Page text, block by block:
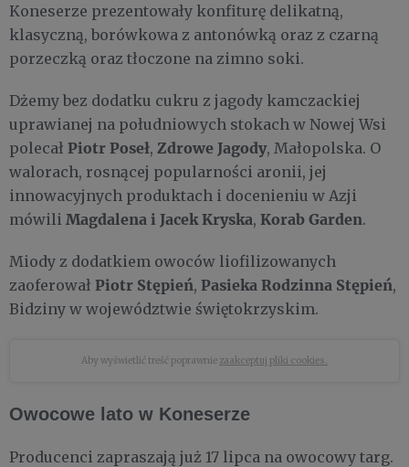
Koneserze prezentowały konfiturę delikatną,
klasyczną, borówkowa z antonówką oraz z czarną
porzeczką oraz tłoczone na zimno soki.
Dżemy bez dodatku cukru z jagody kamczackiej
uprawianej na południowych stokach w Nowej Wsi
polecał Piotr Poseł, Zdrowe Jagody, Małopolska. O
walorach, rosnącej popularności aronii, jej
innowacyjnych produktach i docenieniu w Azji
mówili Magdalena i Jacek Kryska, Korab Garden.
Miody z dodatkiem owoców liofilizowanych
zaoferował Piotr Stępień, Pasieka Rodzinna Stępień,
Bidziny w województwie świętokrzyskim.
Aby wyświetlić treść poprawnie zaakceptuj pliki cookies.
Owocowe lato w Koneserze
Producenci zapraszają już 17 lipca na owocowy targ.